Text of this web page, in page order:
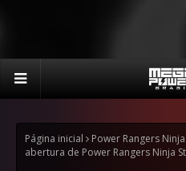
Página inicial Power Rangers
abertura de Power Rangers Ninja